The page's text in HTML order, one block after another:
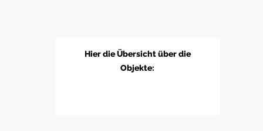
Hier die Übersicht über die
Objekte: